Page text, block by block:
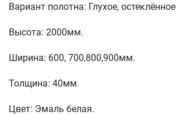
Вариант полотна: Глухое, остеклённое
Высота: 2000мм.
Ширина: 600, 700,800,900мм.
Толщина: 40мм.
Цвет: Эмаль белая.